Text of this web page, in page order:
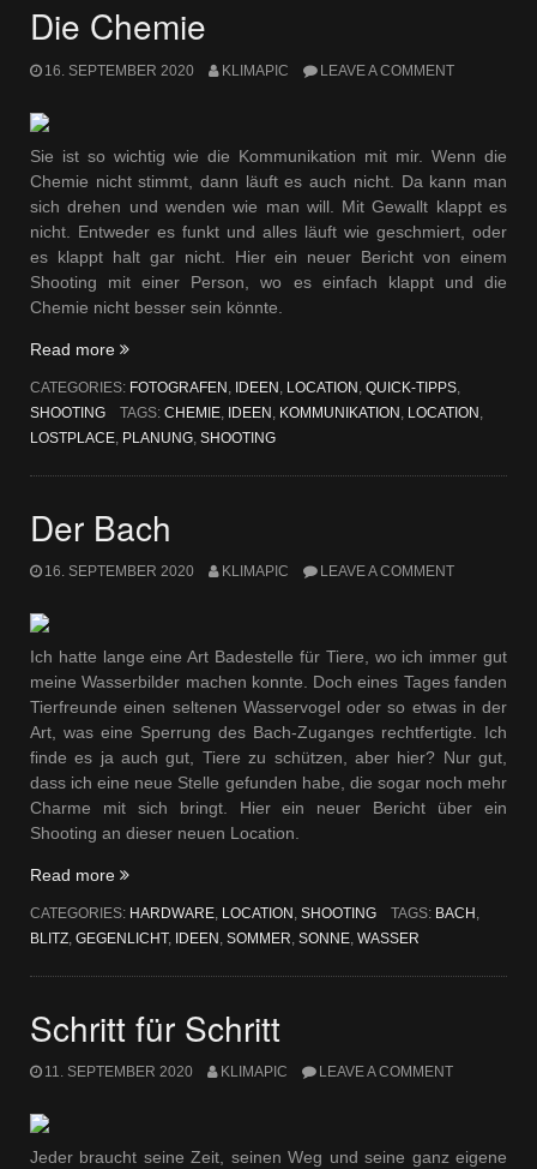
Die Chemie
16. SEPTEMBER 2020 KLIMAPIC LEAVE A COMMENT
Sie ist so wichtig wie die Kommunikation mit mir. Wenn die
Chemie nicht stimmt, dann läuft es auch nicht. Da kann man
sich drehen und wenden wie man will. Mit Gewallt klappt es
nicht. Entweder es funkt und alles läuft wie geschmiert, oder
es klappt halt gar nicht. Hier ein neuer Bericht von einem
Shooting mit einer Person, wo es einfach klappt und die
Chemie nicht besser sein könnte.
Read more „Die
CATEGORIES: FOTOGRAFEN IDEEN LOCATION QUICK-TIPPS
SHOOTING
TAGS: CHEMIE, IDEEN KOMMUNIKATION LOCATION
LOSTPLACE PLANUNG SHOOTING
Der Bach
16. SEPTEMBER 2020 KLIMAPIC LEAVE A COMMENT
Ich hatte lange eine Art Badestelle für Tiere, wo ich immer gut
meine Wasserbilder machen konnte. Doch eines Tages fanden
Tierfreunde einen seltenen Wasservogel oder so etwas in der
Art, was eine Sperrung des Bach-Zuganges rechtfertigte. Ich
finde es ja auch gut, Tiere zu schützen, aber hier? Nur gut,
dass ich eine neue Stelle gefunden habe, die sogar noch mehr
Charme mit sich bringt. Hier ein neuer Bericht über ein
Shooting an dieser neuen Location.
Read more „Der
CATEGORIES: HARDWARE, LOCATION , SHOOTING TAGS: BACH ,
BLITZ, GEGENLICHT, IDEEN , SOMMER, SONNE, WASSER
Schritt für Schritt
11. SEPTEMBER 2020 KLIMAPIC LEAVE A COMMENT
Jeder braucht seine Zeit, seinen Weg und seine ganz eigene